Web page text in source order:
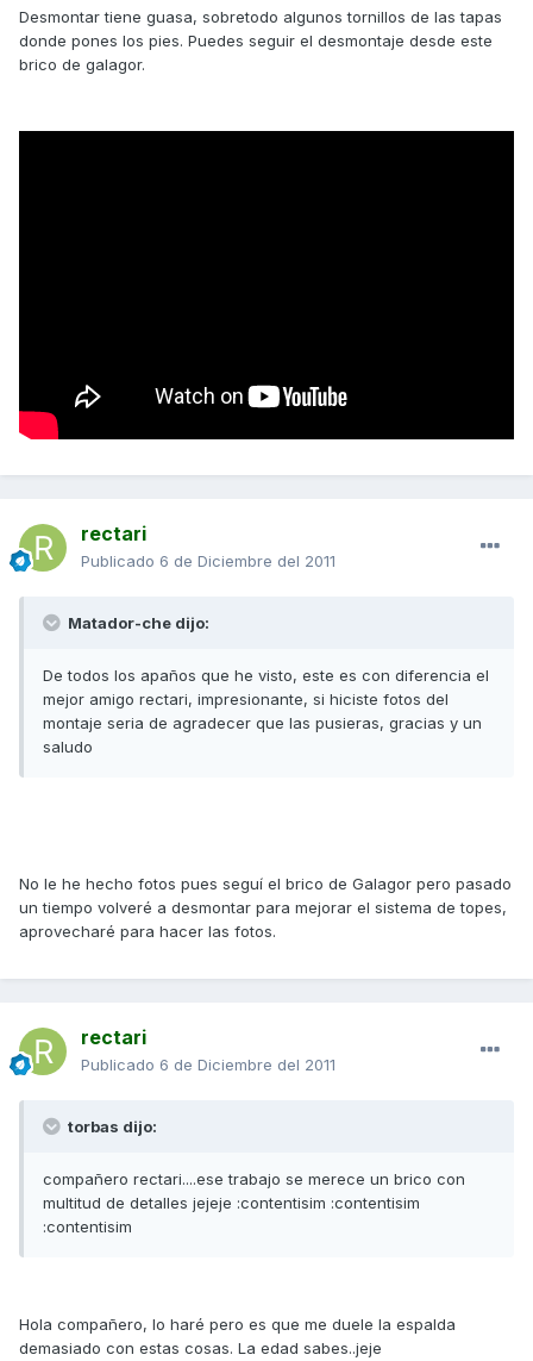
Desmontar tiene guasa, sobretodo algunos tornillos de las tapas
donde pones los pies. Puedes seguir el desmontaje desde este
brico de galagor.
rectari
Publicado 6 de Diciembre del 2011
Matador-che dijo:
De todos los apaños que he visto, este es con diferencia el
mejor amigo rectari, impresionante, si hiciste fotos del
montaje seria de agradecer que las pusieras, gracias y un
saludo
No le he hecho fotos pues seguí el brico de Galagor pero pasado
un tiempo volveré a desmontar para mejorar el sistema de topes,
aprovecharé para hacer las fotos.
rectari
Publicado 6 de Diciembre del 2011
torbas dijo:
compañero rectari....ese trabajo se merece un brico con
multitud de detalles jejeje :contentisim :contentisim
:contentisim
Hola compañero, lo haré pero es que me duele la espalda
demasiado con estas cosas. La edad sabes..jeje